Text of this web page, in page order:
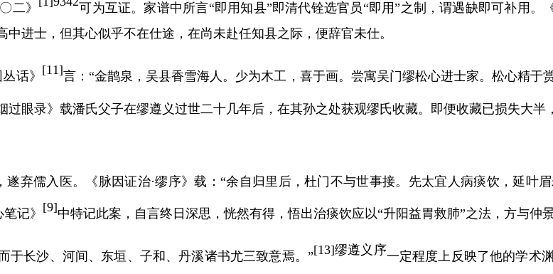
二》 可为互证。家谱中所言“即用知县”即清代铨选官员“即用”之制，谓遇缺即可补用。
中进士，但其心似乎不在仕途，在尚未赴任知县之际，便辞官未仕。
话》 [11]言： “金鹊泉，吴县香雪海人。少为木工，喜于画。尝寓吴门缪松心进士家。松心精
眼录》载潘氏父子在缪遵义过世二十几年后，在其孙之处获观缪氏收藏。即便收藏已损失大
遂弃儒入医。《脉因证治·缪序》载：“余自归里后，杜门不与世事接。先太宜人病痰饮，延叶
记》 [9]中特记此案，自言终日深思，恍然有得，悟出治痰饮应以“升阳益胃救肺”之法，方与仲
于长沙、河间、东垣、子和、丹溪诸书尤三致意焉。”[13]缪遵义序一定程度上反映了他的学术